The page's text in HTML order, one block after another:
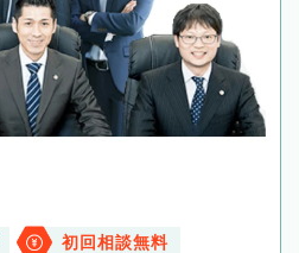
初回相談無料